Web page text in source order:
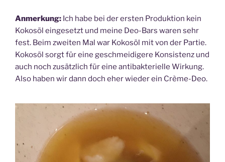
Anmerkung: Ich habe bei der ersten Produktion kein
Kokosöl eingesetzt und meine Deo-Bars waren sehr
fest. Beim zweiten Mal war Kokosöl mit von der Partie.
Kokosöl sorgt für eine geschmeidigere Konsistenz und
auch noch zusätzlich für eine antibakterielle Wirkung.
Also haben wir dann doch eher wieder ein Crème-Deo.